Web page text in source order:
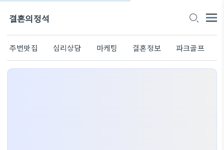
결혼의정석
주변맛집 심리상담 마케팅 결혼정보 파크골프